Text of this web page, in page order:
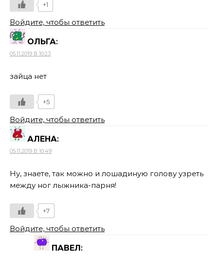
+1
Войдите, чтобы ответить
ОЛЬГА:
05.11.2019 В 10:23
зайца нет
+5
Войдите, чтобы ответить
АЛЕНА:
05.11.2019 В 10:49
Ну, знаете, так можно и лошадиную голову узреть
между ног лыжника-парня!
+7
Войдите, чтобы ответить
ПАВЕЛ: